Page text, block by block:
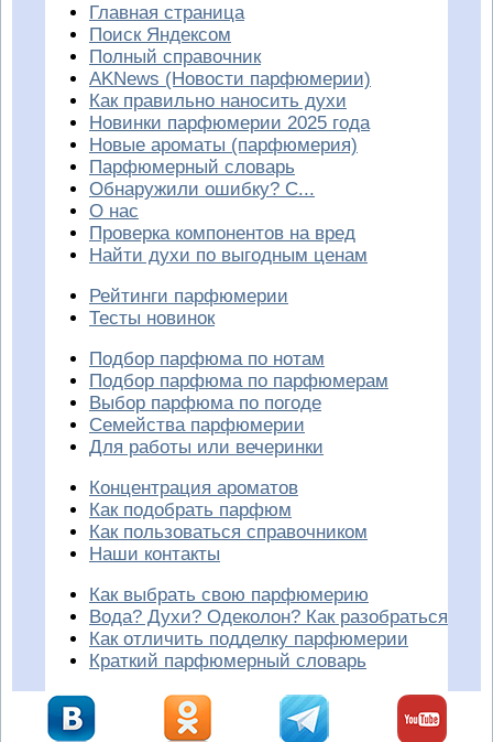
Главная страница
Поиск Яндексом
Полный справочник
AKNews (Новости парфюмерии)
Как правильно наносить духи
Новинки парфюмерии 2025 года
Новые ароматы (парфюмерия)
Парфюмерный словарь
Обнаружили ошибку? С...
О нас
Проверка компонентов на вред
Найти духи по выгодным ценам
Рейтинги парфюмерии
Тесты новинок
Подбор парфюма по нотам
Подбор парфюма по парфюмерам
Выбор парфюма по погоде
Семейства парфюмерии
Для работы или вечеринки
Концентрация ароматов
Как подобрать парфюм
Как пользоваться справочником
Наши контакты
Как выбрать свою парфюмерию
Вода? Духи? Одеколон? Как разобраться
Как отличить подделку парфюмерии
Краткий парфюмерный словарь